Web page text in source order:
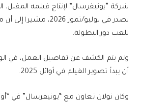
شركة “يونيفرسال” لإنتاج فيلمه المقبل،
يصدر في يوليو/تموز
للعب دور البطولة.
ولم يتم الكشف عن تفاصيل العمل، في
أن يبدأ تصوير الفيلم في أوائل 2025.
وكان نولان تعاون مع “يونيفرسال” في